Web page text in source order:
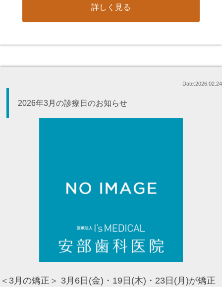
詳しく見る
Date:2026.02.24
2026年3月の診療日のお知らせ
＜3月の矯正＞ 3月6日(金)・19日(木)・23日(月)が矯正